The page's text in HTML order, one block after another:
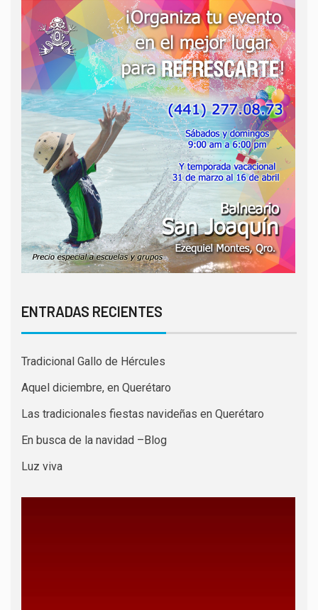
ENTRADAS RECIENTES
Tradicional Gallo de Hércules
Aquel diciembre, en Querétaro
Las tradicionales fiestas navideñas en Querétaro
En busca de la navidad –Blog
Luz viva